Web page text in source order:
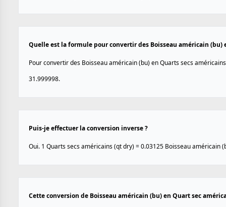
Quelle est la formule pour convertir des Boisseau américain (bu)
Pour convertir des Boisseau américain (bu) en Quarts secs
31.999998.
Puis-je effectuer la conversion inverse ?
Oui. 1 Quarts secs américains (qt dry) = 0.03125 Boisseau américain
Cette conversion de Boisseau américain (bu) en Quart sec